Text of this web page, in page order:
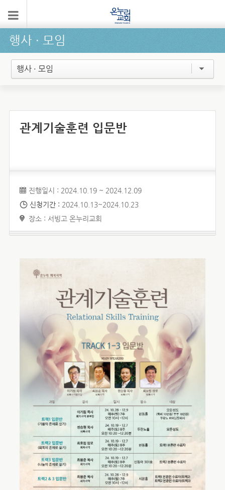
행사 ∙ 모임
행사 · 모임
관계기술훈련 입문반
진행일시 : 2024.10.19 ~ 2024.12.09
신청기간 : 2024.10.13~2024.10.23
장소 : 서빙고 온누리교회